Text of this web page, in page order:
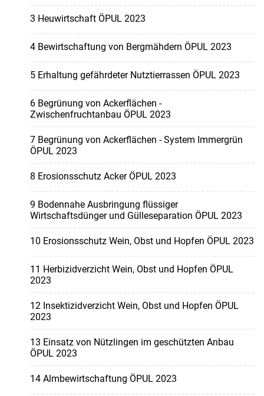
3 Heuwirtschaft ÖPUL 2023
4 Bewirtschaftung von Bergmähdern ÖPUL 2023
5 Erhaltung gefährdeter Nutztierrassen ÖPUL 2023
6 Begrünung von Ackerflächen -
Zwischenfruchtanbau ÖPUL 2023
7 Begrünung von Ackerflächen - System Immergrün
ÖPUL 2023
8 Erosionsschutz Acker ÖPUL 2023
9 Bodennahe Ausbringung flüssiger
Wirtschaftsdünger und Gülleseparation ÖPUL 2023
10 Erosionsschutz Wein, Obst und Hopfen ÖPUL 2023
11 Herbizidverzicht Wein, Obst und Hopfen ÖPUL
2023
12 Insektizidverzicht Wein, Obst und Hopfen ÖPUL
2023
13 Einsatz von Nützlingen im geschützten Anbau
ÖPUL 2023
14 Almbewirtschaftung ÖPUL 2023